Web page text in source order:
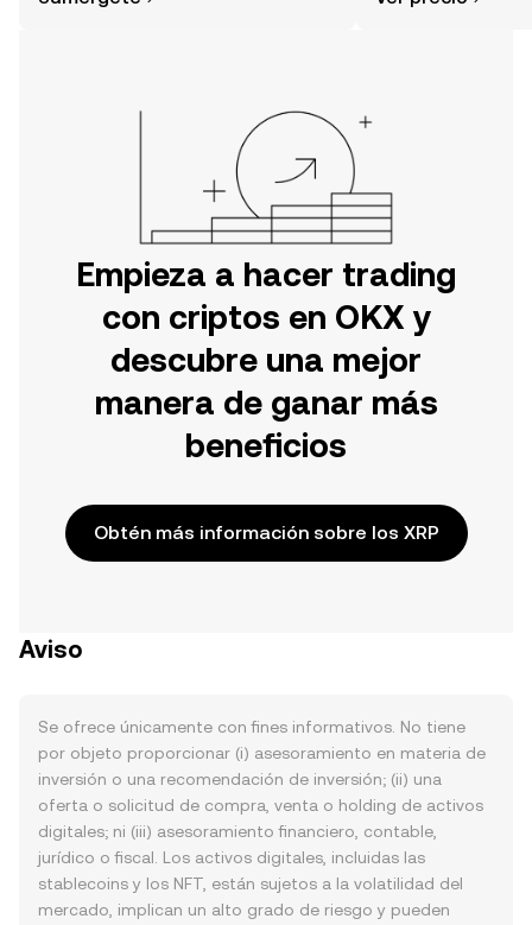
Empieza a hacer trading
con criptos en OKX y
descubre una mejor
manera de ganar más
beneficios
Obtén más información sobre los XRP
Aviso
Se ofrece únicamente con fines informativos. No tiene
por objeto proporcionar (i) asesoramiento en materia de
inversión o una recomendación de inversión; (ii) una
oferta o solicitud de compra, venta o holding de activos
digitales; ni (iii) asesoramiento financiero, contable,
jurídico o fiscal. Los activos digitales, incluidas las
stablecoins y los NFT, están sujetos a la volatilidad del
mercado, implican un alto grado de riesgo y pueden